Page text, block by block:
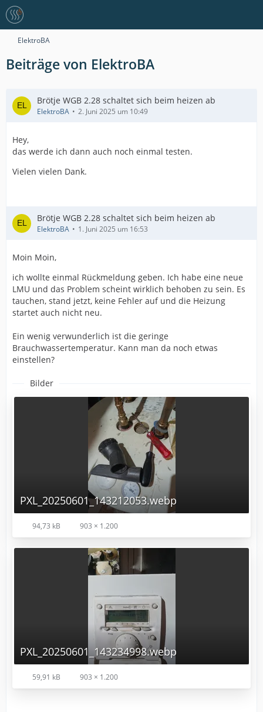
ElektroBA
Beiträge von ElektroBA
Brötje WGB 2.28 schaltet sich beim heizen ab
ElektroBA 2. Juni 2025 um 10:49
Hey,
das werde ich dann auch noch einmal testen.
Vielen vielen Dank.
Brötje WGB 2.28 schaltet sich beim heizen ab
ElektroBA 1. Juni 2025 um 16:53
Moin Moin,
ich wollte einmal Rückmeldung geben. Ich habe eine neue
LMU und das Problem scheint wirklich behoben zu sein. Es
tauchen, stand jetzt, keine Fehler auf und die Heizung
startet auch nicht neu.
Ein wenig verwunderlich ist die geringe
Brauchwassertemperatur. Kann man da noch etwas
einstellen?
Bilder
PXL_20250601_143212053.webp
94,73 kB 903 × 1.200
PXL_20250601_143234998.webp
59,91 kB 903 × 1.200